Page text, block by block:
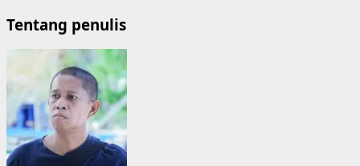
Tentang penulis